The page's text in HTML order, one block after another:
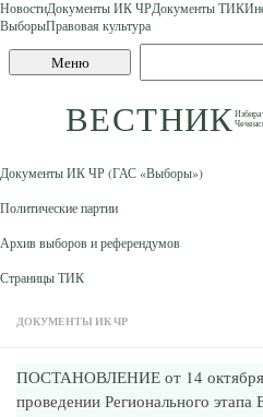
Skip to content
НовостиДокументы ИК ЧРДокументы ТИК
ВыборыПравовая культура
Меню
ВЕСТНИК
сайту
Документы ИК ЧР (ГАС «Выборы»)
Политические партии
Архив выборов и референдумов
Страницы ТИК
ДОКУМЕНТЫ ИК ЧР
ПОСТАНОВЛЕНИЕ от 14
проведении Регионального